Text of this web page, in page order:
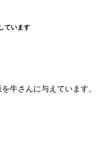
ています
牛さんに与えています。